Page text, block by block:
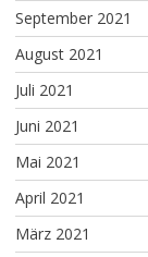
September 2021
August 2021
Juli 2021
Juni 2021
Mai 2021
April 2021
März 2021